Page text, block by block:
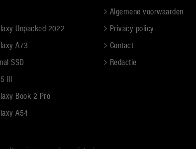
Unpacked 2022
A73
SSD
III
Book 2 Pro
A54
Algemene voorwaarden
Privacy policy
Contact
Redactie